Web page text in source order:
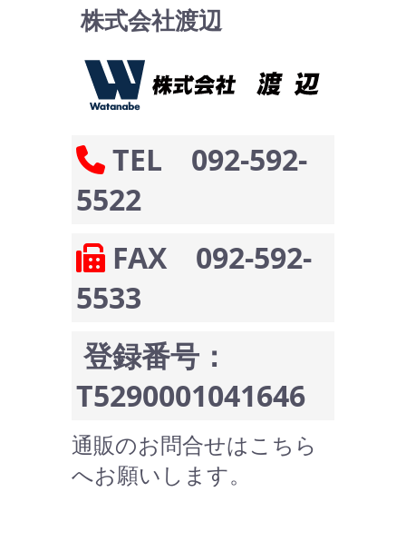
株式会社渡辺
TEL 092-592-
5522
FAX 092-592-
5533
登録番号：
T5290001041646
通販のお問合せはこちら
へお願いします。